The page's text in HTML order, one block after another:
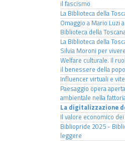
il fascismo
La Biblioteca della
Omaggio a Mario Luzi
Biblioteca della
La Biblioteca della
Silvia Moroni per
Welfare culturale. Il
il benessere della
Influencer virtuali e
Paesaggio opera
ambientale nella
La digitalizzazione
Il valore economico
Bibliopride 2025 -
leggere